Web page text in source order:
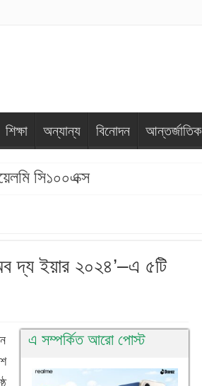
শিক্ষা অন্যান্য বিনোদন আন্তর্জাতিক
সি১০০এক্স
দ্য ইয়ার ২০২৪’–এ ৫টি
এ সম্পর্কিত আরো পোস্ট